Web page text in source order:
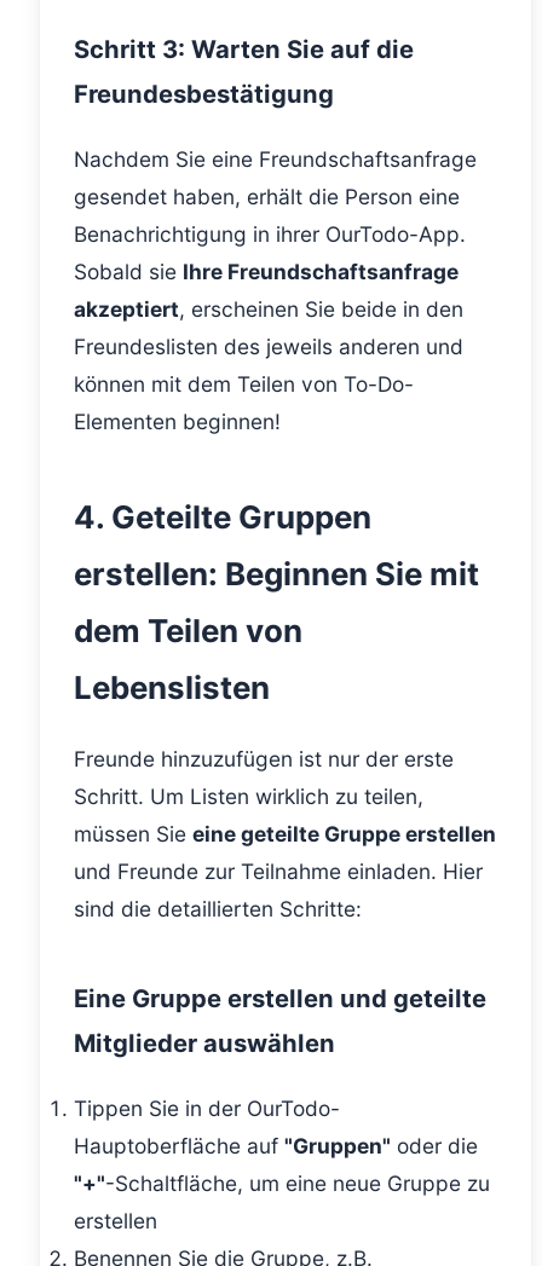
Schritt 3: Warten Sie auf die
Freundesbestätigung
Nachdem Sie eine Freundschaftsanfrage
gesendet haben, erhält die Person eine
Benachrichtigung in ihrer OurTodo-App.
Sobald sie Ihre Freundschaftsanfrage
akzeptiert, erscheinen Sie beide in den
Freundeslisten des jeweils anderen und
können mit dem Teilen von To-Do-
Elementen beginnen!
4. Geteilte Gruppen
erstellen: Beginnen Sie mit
dem Teilen von
Lebenslisten
Freunde hinzuzufügen ist nur der erste
Schritt. Um Listen wirklich zu teilen,
müssen Sie eine geteilte Gruppe erstellen
und Freunde zur Teilnahme einladen. Hier
sind die detaillierten Schritte:
Eine Gruppe erstellen und geteilte
Mitglieder auswählen
Tippen Sie in der OurTodo-
Hauptoberfläche auf "Gruppen" oder die
"+"-Schaltfläche, um eine neue Gruppe zu
erstellen
Benennen Sie die Gruppe, z.B.